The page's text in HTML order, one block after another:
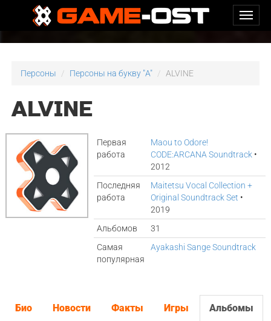
Персоны Персоны на букву "A" ALVINE
ALVINE
Первая
работа
Maou to Odore!
CODE:ARCANA Soundtrack •
2012
Последняя
работа
Maitetsu Vocal Collection +
Original Soundtrack Set •
2019
Альбомов
31
Самая
популярная
Ayakashi Sange Soundtrack
Био Новости Факты Игры Альбомы